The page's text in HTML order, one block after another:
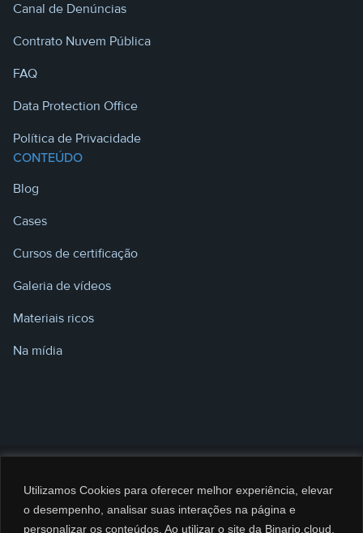
Utilizamos Cookies para oferecer melhor experiência, elevar
o desempenho, analisar suas interações na página e
personalizar os conteúdos. Ao utilizar o site da Binario.cloud,
Canal de Denúncias
Contrato Nuvem Pública
FAQ
Data Protection Office
Política de Privacidade
CONTEÚDO
Blog
Cases
Cursos de certificação
Galeria de vídeos
Materiais ricos
Na mídia